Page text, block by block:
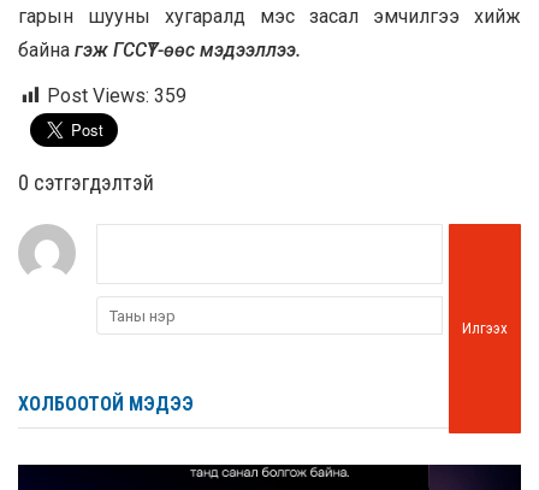
гарын шууны хугаралд мэс засал эмчилгээ хийж
байна гэж ГССҮТ-өөс мэдээллээ.
Post Views: 359
0 cэтгэгдэлтэй
Илгээх
ХОЛБООТОЙ МЭДЭЭ